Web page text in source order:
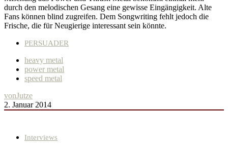
durch den melodischen Gesang eine gewisse Eingängigkeit. Alte
Fans können blind zugreifen. Dem Songwriting fehlt jedoch die
Frische, die für Neugierige interessant sein könnte.
PERSUADER
heavy metal
power metal
speed metal
vonJutze
2. Januar 2014
Interviews